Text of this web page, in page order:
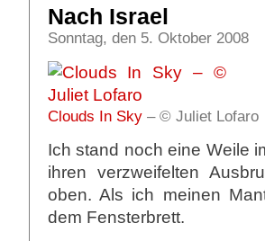
Nach Israel
Sonntag, den 5. Oktober 2008
Clouds In Sky– © Juliet Lofaro
Ich stand noch eine Weile
ihren verzweifelten
oben. Als ich meinen
dem Fensterbrett.